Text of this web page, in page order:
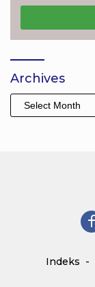
Archives
Archives
Indeks